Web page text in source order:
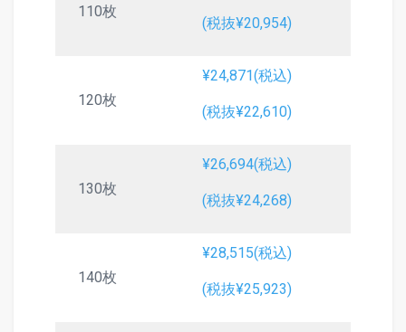
110枚
(税抜¥20,954)
120枚
¥24,871(税込)
(税抜¥22,610)
130枚
¥26,694(税込)
(税抜¥24,268)
140枚
¥28,515(税込)
(税抜¥25,923)